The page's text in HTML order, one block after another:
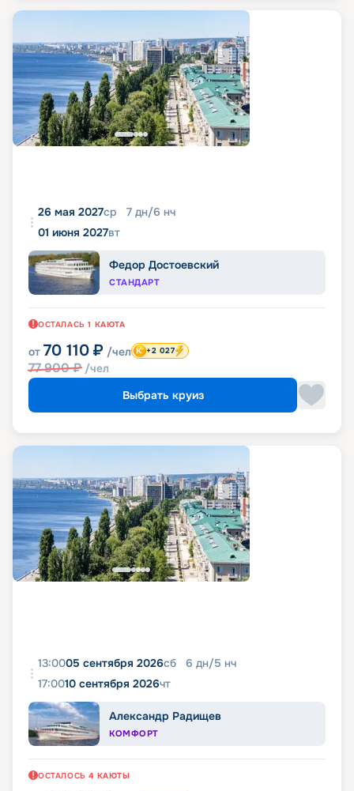
26 мая 2027ср 7 дн/6 нч
01 июня 2027вт
Федор Достоевский
СТАНДАРТ
ОСТАЛАСЬ 1 КАЮТА
от 70 110 ₽ /чел
77 900₽ /чел
+2 027
Выбрать круиз
13:0005 сентября 2026сб 6 дн/5 нч
17:0010 сентября 2026чт
Александр Радищев
КОМФОРТ
ОСТАЛОСЬ 4 КАЮТЫ